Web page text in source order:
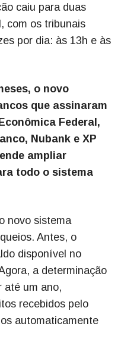
caiu para duas
com os tribunais
por dia: às 13h e às
o novo
que assinaram
Federal,
Nubank e XP
ampliar
todo o sistema
novo sistema
Antes, o
disponível no
a determinação
até um ano,
recebidos pelo
automaticamente